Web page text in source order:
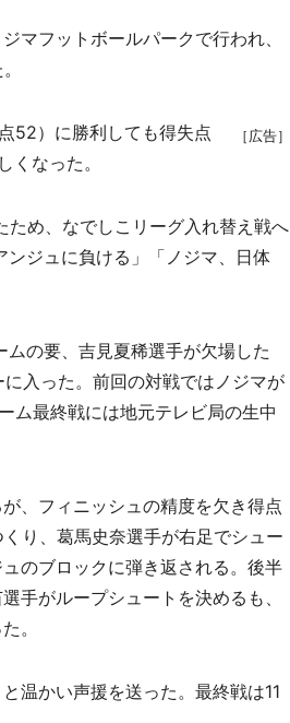
マフットボールパークで行われ、
［広告］
52）に勝利しても得失点
なった。
め、なでしこリーグ入れ替え戦へ
ジュに負ける」「ノジマ、日体
の要、吉見夏稀選手が欠場した
入った。前回の対戦ではノジマが
ム最終戦には地元テレビ局の生中
、フィニッシュの精度を欠き得点
り、葛馬史奈選手が右足でシュー
のブロックに弾き返される。後半
手がループシュートを決めるも、
。
温かい声援を送った。最終戦は11